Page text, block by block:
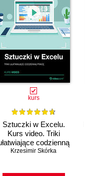
kurs
Sztuczki w Excelu.
Kurs video. Triki
codzienną
pracę
Krzesimir Skórka